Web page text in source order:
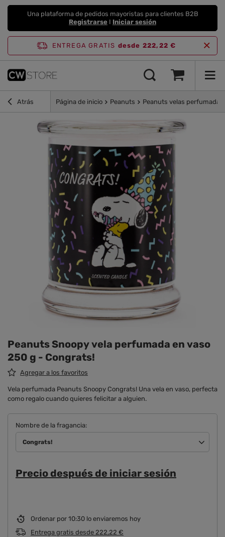
Una plataforma de pedidos mayoristas para clientes B2B
Registrarse I Iniciar sesión
ENTREGA GRATIS desde 222,22 €
Atrás Página de inicio Peanuts Peanuts velas
Peanuts Snoopy vela perfumada en vaso
250 g - Congrats!
Agregar a los favoritos
Vela perfumada Peanuts Snoopy Congrats! Una vela en vaso, perfecta
como regalo cuando quieres felicitar a alguien.
Nombre de la fragancia
Congrats!
Precio después de iniciar sesión
Ordenar por 10:30 lo enviaremos hoy
Entrega gratis desde 222,22 €